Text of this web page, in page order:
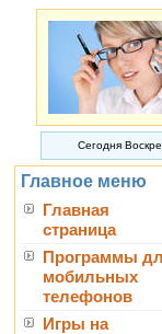
Сегодня
Главное меню
Главная
страница
Программы
мобильных
телефонов
Игры на